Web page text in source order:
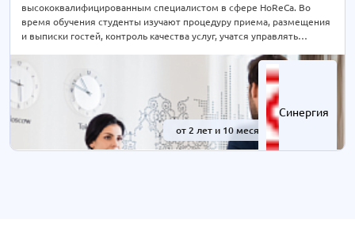
Экономика и банковское дело 1 курс
Юриспруденция
Синергия
от 2 лет и 10 месяцев
высококвалифицированным специалистом в сфере HoReCa. Во
время обучения студенты изучают процедуру приема, размещения
и выписки гостей, контроль качества услуг, учатся управлять